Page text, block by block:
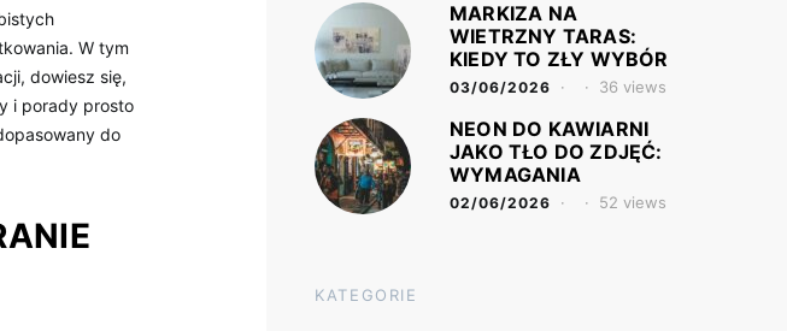
W tym
dowiesz się,
i porady prosto
do
MARKIZA NA
WIETRZNY TARAS:
KIEDY TO ZŁY WYBÓR
03/06/2026 36 views
NEON DO KAWIARNI
JAKO TŁO DO ZDJĘĆ:
WYMAGANIA
02/06/2026 52 views
KATEGORIE